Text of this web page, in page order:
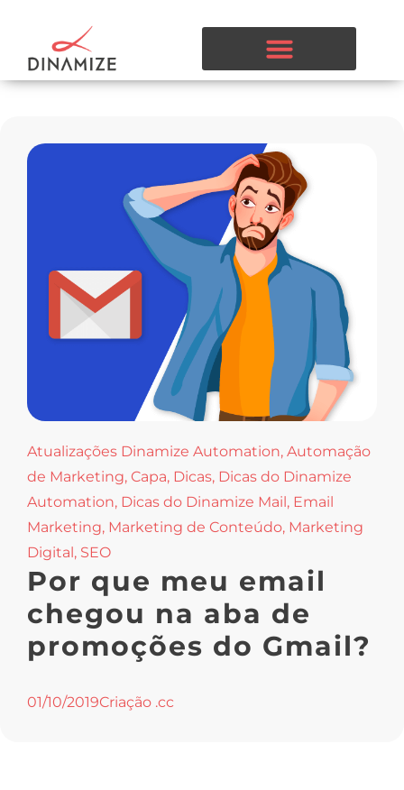
Atualizações Dinamize Automation, Automação
de Marketing, Capa, Dicas, Dicas do Dinamize
Automation, Dicas do Dinamize Mail, Email
Marketing, Marketing de Conteúdo, Marketing
Digital, SEO
Por que meu email
chegou na aba de
promoções do Gmail?
01/10/2019Criação .cc